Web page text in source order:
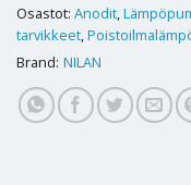
Osastot: Anodit,
tarvikkeet,
Brand: NILAN